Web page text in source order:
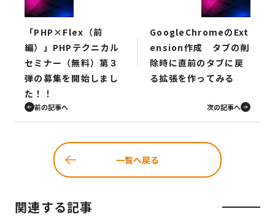
「PHP×Flex（前
編）」PHPテクニカル
セミナー（無料）第３
弾の募集を開始しまし
た！！
前の記事へ
GoogleChromeのExt
ension作成 タブの削
除時に直前のタブに戻
る拡張を作ってみる
次の記事へ
一覧へ戻る
関連する記事